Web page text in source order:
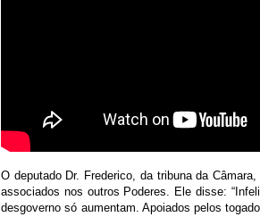
O deputado Dr. Frederico, da tribuna da
associados nos outros Poderes. Ele disse:
desgoverno só aumentam. Apoiados pelos